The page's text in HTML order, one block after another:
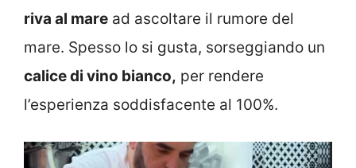
riva al mare ad ascoltare il rumore del
mare. Spesso lo si gusta, sorseggiando un
calice di vino bianco, per rendere
l’esperienza soddisfacente al 100%.